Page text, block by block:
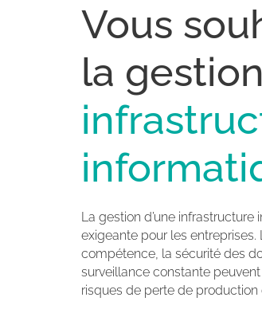
Vous
la
La gestion d’une
exigeante pour les
compétence, la sécurité des
surveillance constante
risques de perte de production